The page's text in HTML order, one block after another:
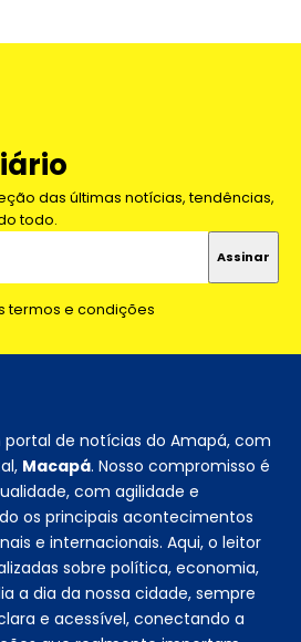
das últimas notícias, tendências,
todo.
termos e condições
portal de notícias do Amapá, com
Macapá. Nosso compromisso é
com agilidade e
os principais acontecimentos
e internacionais. Aqui, o leitor
sobre política, economia,
a dia da nossa cidade, sempre
e acessível, conectando a